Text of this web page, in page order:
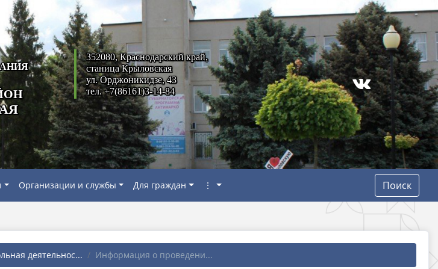
352080, Краснодарский край,
станица Крыловская
ул. Орджоникидзе, 43
тел. +7(86161)3-14-84
Организации и службы Для граждан ⋮ Поиск
деятельнос... Информация о проведени...